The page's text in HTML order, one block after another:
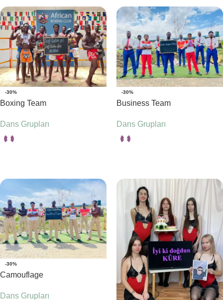
-30%
Boxing Team
Dans Grupları
-30%
Business Team
Dans Grupları
-30%
Camouflage
Dans Grupları